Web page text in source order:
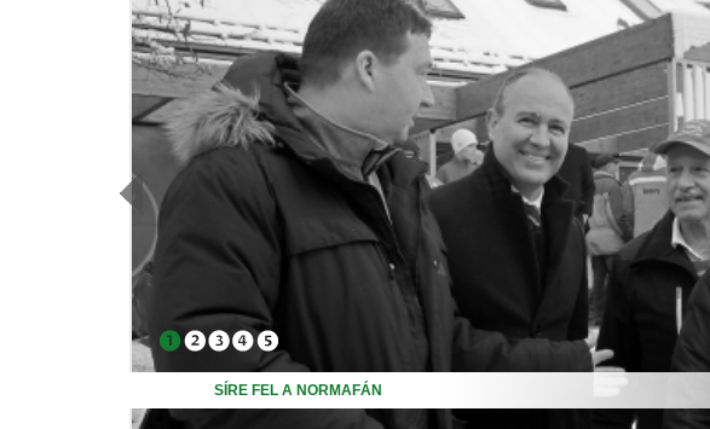
SÍRE FEL A NORMAFÁN
➎